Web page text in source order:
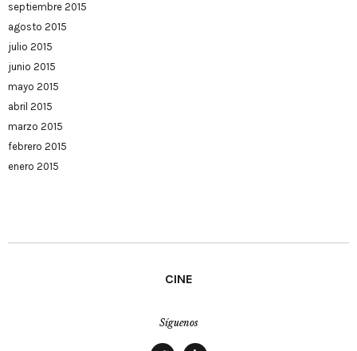
septiembre 2015
agosto 2015
julio 2015
junio 2015
mayo 2015
abril 2015
marzo 2015
febrero 2015
enero 2015
CINE
Síguenos